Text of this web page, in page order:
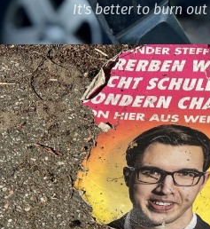
It's better to burn